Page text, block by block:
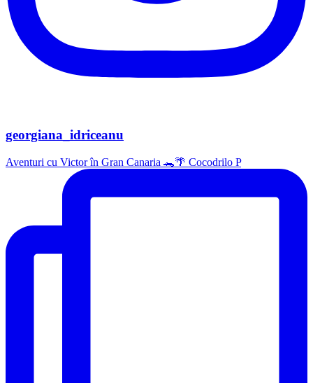
georgiana_idriceanu
Aventuri cu Victor în Gran Canaria 🐊🌴 Cocodrilo P